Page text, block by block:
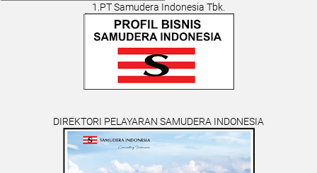
1.PT Samudera Indonesia Tbk.
DIREKTORI PELAYARAN SAMUDERA INDONESIA